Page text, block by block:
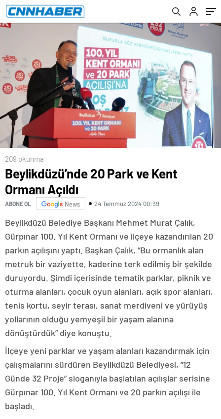
209 okunma
Beylikdüzü’nde 20 Park ve Kent
Ormanı Açıldı
ABONE OL News 24 Temmuz 2024 00:39
Beylikdüzü Belediye Başkanı Mehmet Murat Çalık,
Gürpınar 100. Yıl Kent Ormanı ve ilçeye kazandırılan 20
parkın açılışını yaptı. Başkan Çalık, “Bu ormanlık alan
metruk bir vaziyette, kaderine terk edilmiş bir şekilde
duruyordu. Şimdi içerisinde tematik parklar, piknik ve
oturma alanları, çocuk oyun alanları, açık spor alanları,
tenis kortu, seyir terası, sanat merdiveni ve yürüyüş
yollarının olduğu yemyeşil bir yaşam alanına
dönüştürdük” diye konuştu.
İlçeye yeni parklar ve yaşam alanları kazandırmak için
çalışmalarını sürdüren Beylikdüzü Belediyesi, “12
Günde 32 Proje” sloganıyla başlatılan açılışlar serisine
Gürpınar 100. Yıl Kent Ormanı ve 20 parkın açılışı ile
başladı.